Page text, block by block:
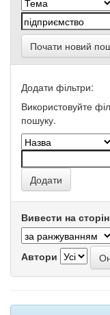
Почати новий
Додати фільтри:
Використовуйте
пошуку.
Вивести на
Автори